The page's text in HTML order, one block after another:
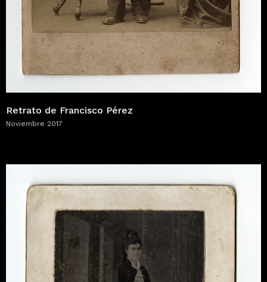
Retrato de Francisco Pérez
Noviembre 2017